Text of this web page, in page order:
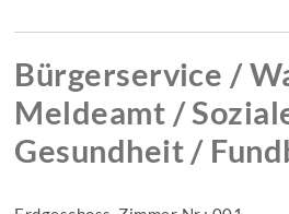
Bürgerservice /
Meldeamt /
Gesundheit /